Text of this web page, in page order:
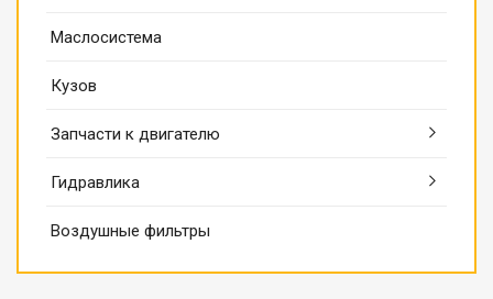
Маслосистема
Кузов
Запчасти к двигателю
Гидравлика
Воздушные фильтры